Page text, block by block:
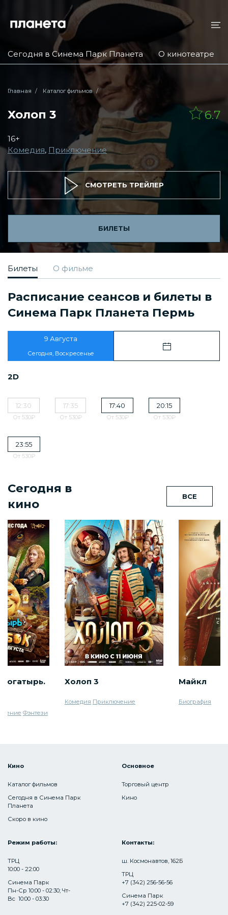
Сегодня в Синема Парк Планета О кинотеатре
Главная Каталог фильмов
Холоп 3
16+
Комедия, Приключение
6.7
СМОТРЕТЬ ТРЕЙЛЕР
БИЛЕТЫ
Билеты О фильме
Расписание сеансов и билеты в
Синема Парк Планета Пермь
9 Августа
Сегодня, Воскресенье
2D
12:30
От 530₽
17:35
От 530₽
17:40
От 530₽
20:15
От 530₽
23:55
От 530₽
Сегодня в
кино
ВСЕ
Холоп 3
Комедия Приключение
Майкл
Биография
Фэнтези
Кино
Каталог фильмов
Сегодня в Синема Парк
Планета
Скоро в кино
Основное
Торговый центр
Кино
Режим работы:
ТРЦ
10:00 - 22:00
Синема Парк
Пн-Ср 10:00 - 02:30; Чт-
Вс 10:00 - 03:30
Контакты:
ш. Космонавтов, 162Б
ТРЦ
+7 (342) 256-56-56
Синема Парк
+7 (342) 225-02-59